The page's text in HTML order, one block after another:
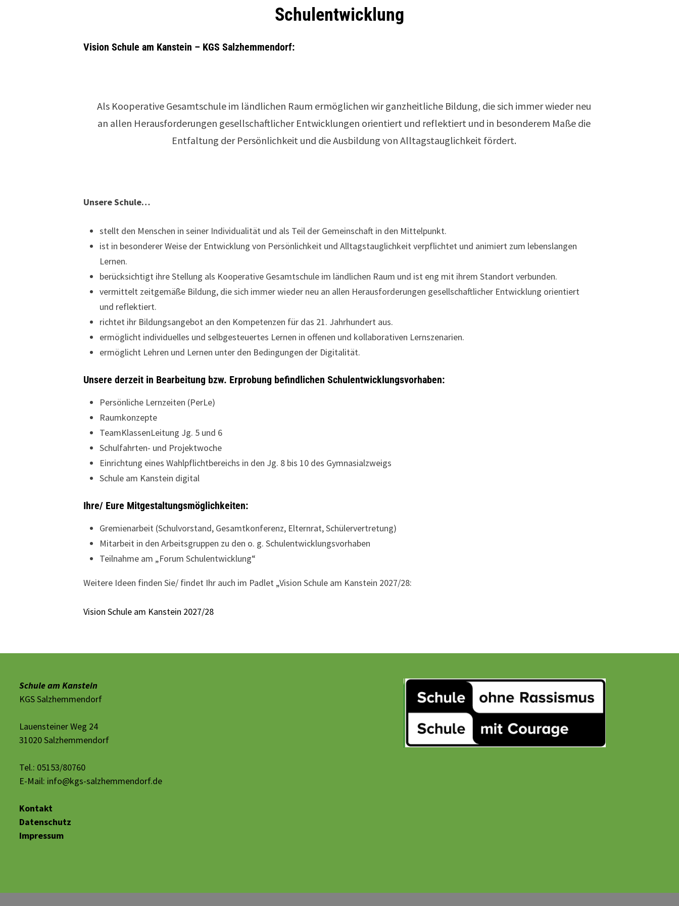
Schulentwicklung
Vision Schule am Kanstein – KGS Salzhemmendorf:
Als Kooperative Gesamtschule im ländlichen Raum ermöglichen wir ganzheitliche Bildung, die sich immer wieder neu
an allen Herausforderungen gesellschaftlicher Entwicklungen orientiert und reflektiert und in besonderem Maße die
Entfaltung der Persönlichkeit und die Ausbildung von Alltagstauglichkeit fördert.
Unsere Schule…
stellt den Menschen in seiner Individualität und als Teil der Gemeinschaft in den Mittelpunkt.
ist in besonderer Weise der Entwicklung von Persönlichkeit und Alltagstauglichkeit verpflichtet und animiert zum lebenslangen
Lernen.
berücksichtigt ihre Stellung als Kooperative Gesamtschule im ländlichen Raum und ist eng mit ihrem Standort verbunden.
vermittelt zeitgemäße Bildung, die sich immer wieder neu an allen Herausforderungen gesellschaftlicher Entwicklung orientiert
und reflektiert.
richtet ihr Bildungsangebot an den Kompetenzen für das 21. Jahrhundert aus.
ermöglicht individuelles und selbgesteuertes Lernen in offenen und kollaborativen Lernszenarien.
ermöglicht Lehren und Lernen unter den Bedingungen der Digitalität.
Unsere derzeit in Bearbeitung bzw. Erprobung befindlichen Schulentwicklungsvorhaben:
Persönliche Lernzeiten (PerLe)
Raumkonzepte
TeamKlassenLeitung Jg. 5 und 6
Schulfahrten- und Projektwoche
Einrichtung eines Wahlpflichtbereichs in den Jg. 8 bis 10 des Gymnasialzweigs
Schule am Kanstein digital
Ihre/ Eure Mitgestaltungsmöglichkeiten:
Gremienarbeit (Schulvorstand, Gesamtkonferenz, Elternrat, Schülervertretung)
Mitarbeit in den Arbeitsgruppen zu den o. g. Schulentwicklungsvorhaben
Teilnahme am „Forum Schulentwicklung“
Weitere Ideen finden Sie/ findet Ihr auch im Padlet „Vision Schule am Kanstein 2027/28:
Vision Schule am Kanstein 2027/28
Schule am Kanstein
KGS Salzhemmendorf
Lauensteiner Weg 24
31020 Salzhemmendorf
Tel.: 05153/80760
E-Mail: info@kgs-salzhemmendorf.de
Kontakt
Datenschutz
Impressum